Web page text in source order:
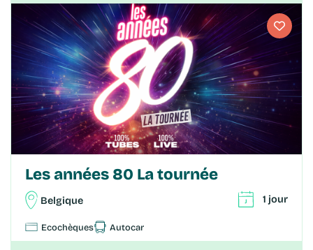
Les années 80 La tournée
Belgique 1 jour
Ecochèques Autocar